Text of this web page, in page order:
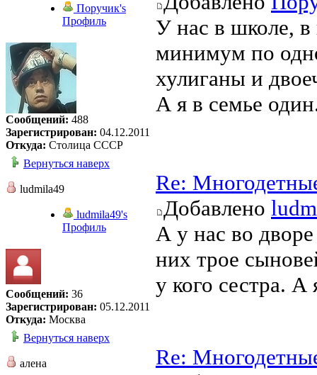
Поручик's
Профиль
Сообщений: 488
Зарегистрирован: 04.12.2011
Откуда: Столица СССР
У нас в школе, в
минимум по
хулиганы и
А я в семье
Вернуться наверх
ludmila49
ludmila49's
Профиль
Сообщений: 36
Зарегистрирован: 05.12.2011
Откуда: Москва
Re:
Добавлено
А у нас во
них трое
у кого сестра. А
Вернуться наверх
алена
Re: